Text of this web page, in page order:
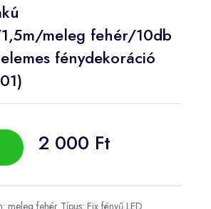
meleg fehér/10db
fénydekoráció
2 000 Ft
meleg fehér Típus: Fix fényű LED